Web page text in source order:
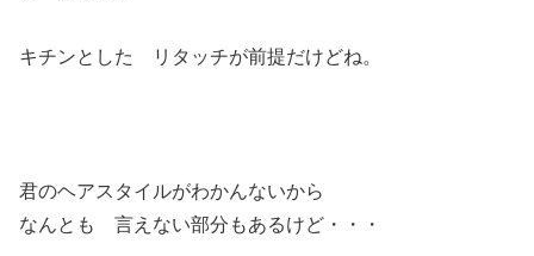
キチンとした リタッチが前提だけどね。
君のヘアスタイルがわかんないから
なんとも 言えない部分もあるけど・・・